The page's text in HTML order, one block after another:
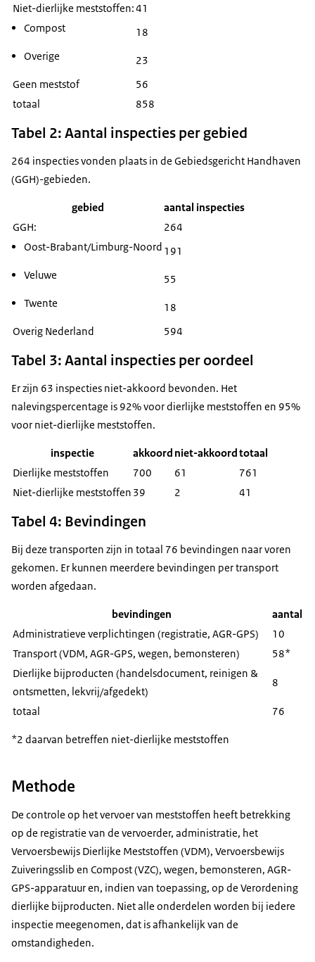
Niet-dierlijke meststoffen: 41
Compost
18
Overige
23
Geen meststof
56
totaal
858
Tabel 2: Aantal inspecties per gebied
264 inspecties vonden plaats in de Gebiedsgericht Handhaven
(GGH)-gebieden.
gebied
aantal inspecties
GGH:
264
Oost-Brabant/Limburg-Noord 191
Veluwe
55
Twente
18
Overig Nederland
594
Tabel 3: Aantal inspecties per oordeel
Er zijn 63 inspecties niet-akkoord bevonden. Het
nalevingspercentage is 92% voor dierlijke meststoffen en 95%
voor niet-dierlijke meststoffen.
inspectie akkoord niet-akkoordtotaal
Dierlijke meststoffen
700 61
761
Niet-dierlijke meststoffen 39 2 41
Tabel 4: Bevindingen
Bij deze transporten zijn in totaal 76 bevindingen naar voren
gekomen. Er kunnen meerdere bevindingen per transport
worden afgedaan.
bevindingen
aantal
Administratieve verplichtingen (registratie, AGR-GPS)
10
Transport (VDM, AGR-GPS, wegen, bemonsteren)
58*
Dierlijke bijproducten (handelsdocument, reinigen &
ontsmetten, lekvrij/afgedekt)
8
totaal 76
*2 daarvan betreffen niet-dierlijke meststoffen
Methode
De controle op het vervoer van meststoffen heeft betrekking
op de registratie van de vervoerder, administratie, het
Vervoersbewijs Dierlijke Meststoffen (VDM), Vervoersbewijs
Zuiveringsslib en Compost (VZC), wegen, bemonsteren, AGR-
GPS-apparatuur en, indien van toepassing, op de Verordening
dierlijke bijproducten. Niet alle onderdelen worden bij iedere
inspectie meegenomen, dat is afhankelijk van de
omstandigheden.